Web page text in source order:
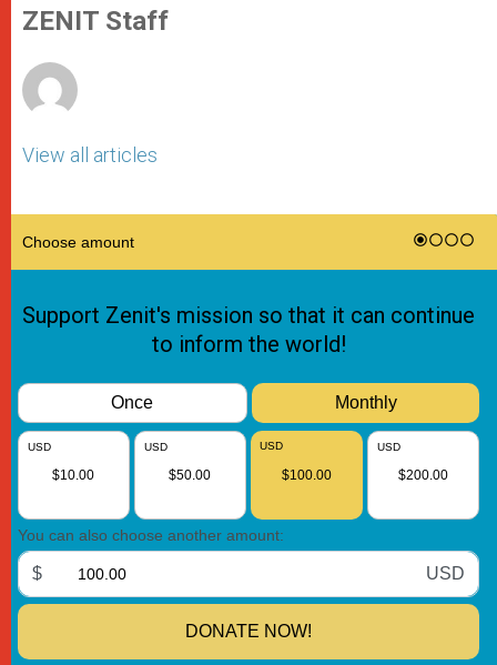
p
p
g
e
o
k
ZENIT Staff
View all articles